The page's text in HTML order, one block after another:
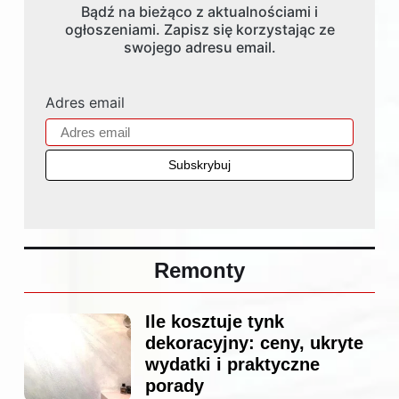
Bądź na bieżąco z aktualnościami i
ogłoszeniami. Zapisz się korzystając ze
swojego adresu email.
Adres email
Remonty
Ile kosztuje tynk
dekoracyjny: ceny, ukryte
wydatki i praktyczne
porady